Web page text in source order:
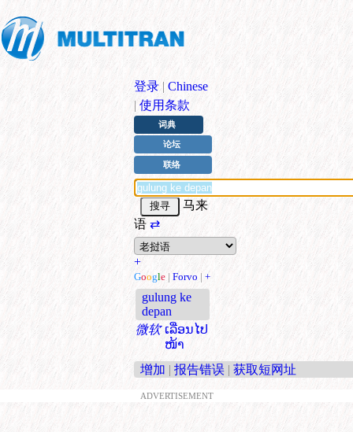
登录 | Chinese
| 使用条款
词典
论坛
联络
马来
语 ⇄
+
Google | Forvo | +
gulung ke
depan
微软 ເລື່ອນໄປ
ໜ້າ
增加 | 报告错误 | 获取短网址
ADVERTISEMENT